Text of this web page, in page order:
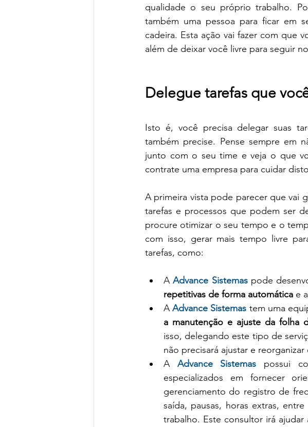
qualidade o seu próprio trabalho.
também uma pessoa para ficar em
cadeira. Esta ação vai fazer com que
além de deixar você livre para seguir
Delegue tarefas que
Isto é, você precisa delegar suas
também precise. Pense sempre em
junto com o seu time e veja o que
contrate uma empresa para cuidar
A primeira vista pode parecer que vai
tarefas e processos que podem ser
procure otimizar o seu tempo e o
com isso, gerar mais tempo livre
tarefas, como:
A Advance Sistemas pode
repetitivas de forma automática e
A Advance Sistemas tem uma
a manutenção e ajuste da folha
isso, delegando este tipo de
não precisará ajustar e
A Advance Sistemas possui
especializados em fornecer
gerenciamento do registro de
saída, pausas, horas extras,
trabalho. Este consultor irá